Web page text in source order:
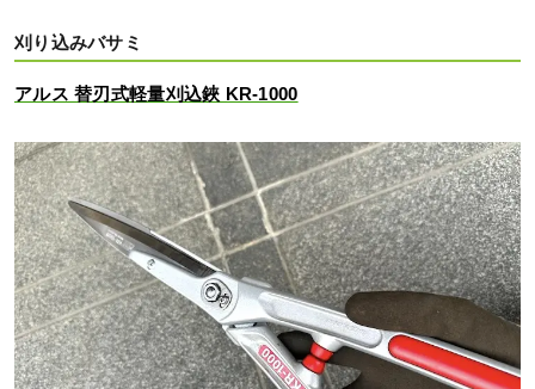
刈り込みバサミ
アルス 替刃式軽量刈込鋏 KR-1000